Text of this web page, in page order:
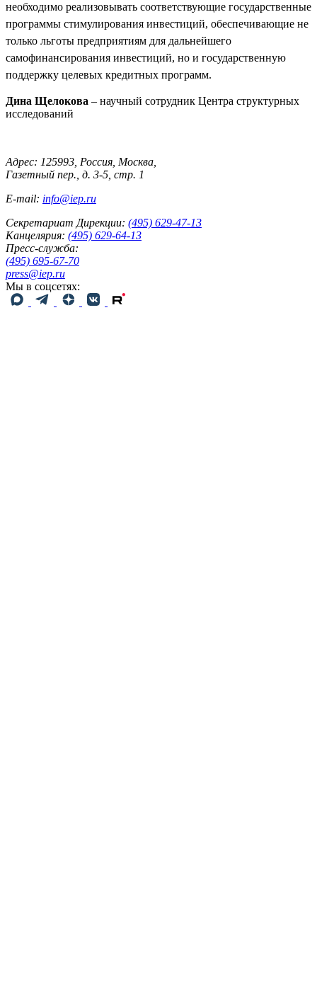
необходимо реализовывать соответствующие государственные
программы стимулирования инвестиций, обеспечивающие не
только льготы предприятиям для дальнейшего
самофинансирования инвестиций, но и государственную
поддержку целевых кредитных программ.
Дина Щелокова – научный сотрудник Центра структурных
исследований
Адрес: 125993, Россия, Москва,
Газетный пер., д. 3-5, стр. 1
E-mail: info@iep.ru
Секретариат Дирекции: (495) 629-47-13
Канцелярия: (495) 629-64-13
Пресс-служба:
(495) 695-67-70
press@iep.ru
Мы в соцсетях: